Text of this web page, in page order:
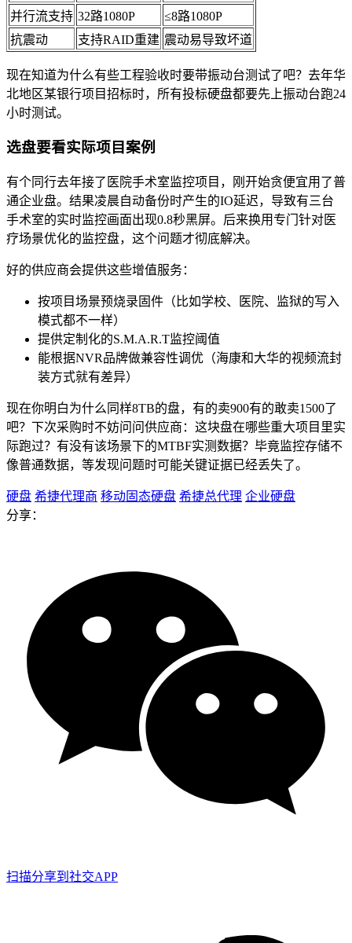
并行流支持 32路1080P
≤8路1080P
抗震动
支持RAID重建 震动易导致坏道
现在知道为什么有些工程验收时要带振动台测试了吧？去年华
北地区某银行项目招标时，所有投标硬盘都要先上振动台跑24
小时测试。
选盘要看实际项目案例
有个同行去年接了医院手术室监控项目，刚开始贪便宜用了普
通企业盘。结果凌晨自动备份时产生的IO延迟，导致有三台
手术室的实时监控画面出现0.8秒黑屏。后来换用专门针对医
疗场景优化的监控盘，这个问题才彻底解决。
好的供应商会提供这些增值服务：
按项目场景预烧录固件（比如学校、医院、监狱的写入
模式都不一样）
提供定制化的S.M.A.R.T监控阈值
能根据NVR品牌做兼容性调优（海康和大华的视频流封
装方式就有差异）
现在你明白为什么同样8TB的盘，有的卖900有的敢卖1500了
吧？下次采购时不妨问问供应商：这块盘在哪些重大项目里实
际跑过？有没有该场景下的MTBF实测数据？毕竟监控存储不
像普通数据，等发现问题时可能关键证据已经丢失了。
硬盘 希捷代理商 移动固态硬盘 希捷总代理 企业硬盘
分享：
扫描分享到社交APP